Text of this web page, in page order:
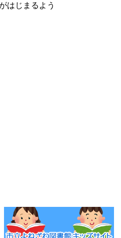
はじまるよう